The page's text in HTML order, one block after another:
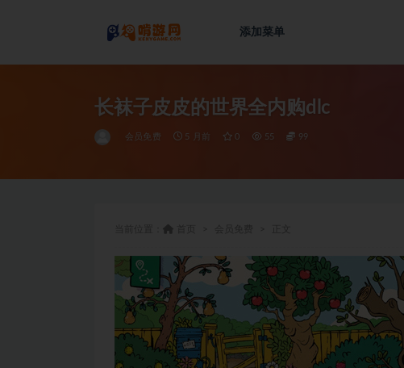
添加菜单
长袜子皮皮的世界全内购dlc
会员免费 5 月前 0 55 99